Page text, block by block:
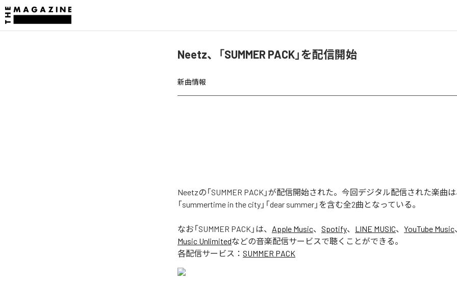
Neetz、「SUMMER PACK」を配信開始
新曲情報
Neetzの「SUMMER PACK」が配信開始された。今回デジタル配信された楽曲は
「summertime in the city」「dear summer」を含む全2曲となっている。
なお「SUMMER PACK 」は、 Apple Music、 Spotify、 LINE MUSIC、 YouTube Music
Music Unlimitedなどの音楽配信サービスで聴くことができる。
各配信サービス： SUMMER PACK